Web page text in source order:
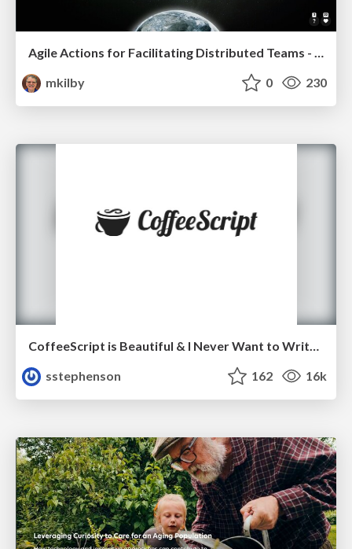
Agile Actions for Facilitating Distributed Teams - ADO2019
mkilby
0 230
sstephenson
162 16k